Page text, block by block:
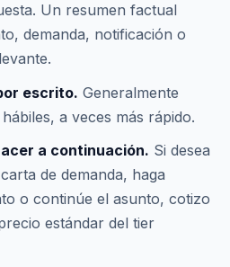
Un resumen factual
demanda, notificación o
escrito. Generalmente
a veces más rápido.
a continuación. Si desea
de demanda, haga
o continúe el asunto, cotizo
estándar del tier